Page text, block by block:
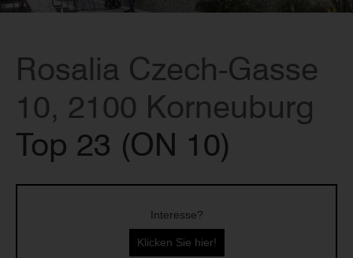
Rosalia Czech-Gasse
10, 2100 Korneuburg
Top 23 (ON 10)
Interesse?
Klicken Sie hier!